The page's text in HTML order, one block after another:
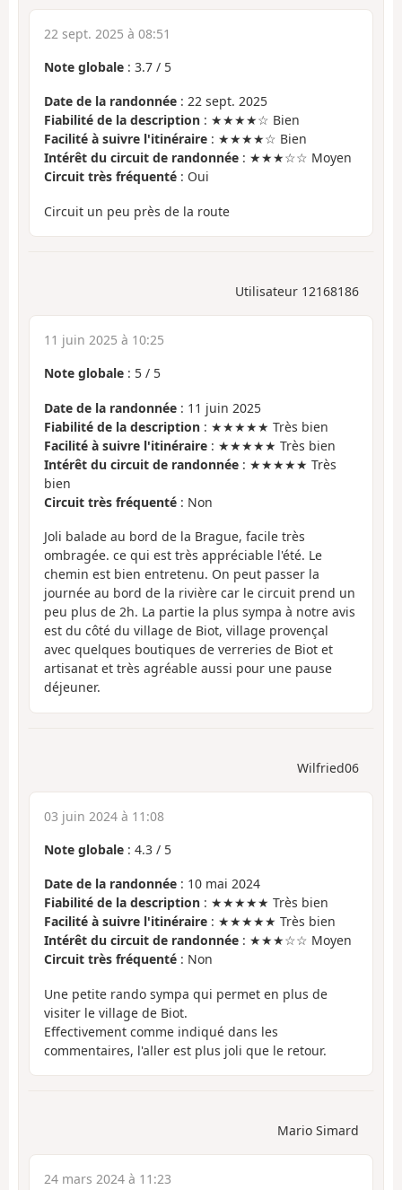
22 sept. 2025 à 08:51
Note globale : 3.7 / 5
Date de la randonnée : 22 sept. 2025
Fiabilité de la description : ★★★★☆ Bien
Facilité à suivre l'itinéraire : ★★★★☆ Bien
Intérêt du circuit de randonnée : ★★★☆☆ Moyen
Circuit très fréquenté : Oui
Circuit un peu près de la route
Utilisateur 12168186
11 juin 2025 à 10:25
Note globale : 5 / 5
Date de la randonnée : 11 juin 2025
Fiabilité de la description : ★★★★★ Très bien
Facilité à suivre l'itinéraire : ★★★★★ Très bien
Intérêt du circuit de randonnée : ★★★★★ Très
bien
Circuit très fréquenté : Non
Joli balade au bord de la Brague, facile très
ombragée. ce qui est très appréciable l'été. Le
chemin est bien entretenu. On peut passer la
journée au bord de la rivière car le circuit prend un
peu plus de 2h. La partie la plus sympa à notre avis
est du côté du village de Biot, village provençal
avec quelques boutiques de verreries de Biot et
artisanat et très agréable aussi pour une pause
déjeuner.
Wilfried06
03 juin 2024 à 11:08
Note globale : 4.3 / 5
Date de la randonnée : 10 mai 2024
Fiabilité de la description : ★★★★★ Très bien
Facilité à suivre l'itinéraire : ★★★★★ Très bien
Intérêt du circuit de randonnée : ★★★☆☆ Moyen
Circuit très fréquenté : Non
Une petite rando sympa qui permet en plus de
visiter le village de Biot.
Effectivement comme indiqué dans les
commentaires, l'aller est plus joli que le retour.
Mario Simard
24 mars 2024 à 11:23